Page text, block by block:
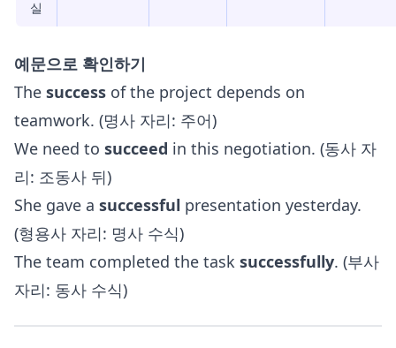
실
예문으로 확인하기
The success of the project depends on
teamwork. (명사 자리: 주어)
We need to succeed in this negotiation. (동사 자
리: 조동사 뒤)
She gave a successful presentation yesterday.
(형용사 자리: 명사 수식)
The team completed the task successfully. (부사
자리: 동사 수식)